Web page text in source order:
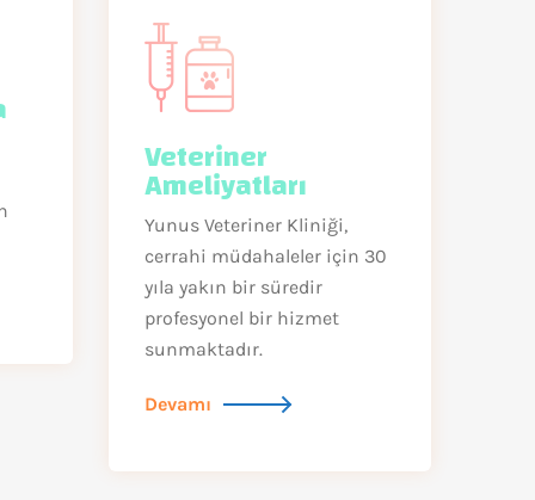
Veteriner
Ameliyatları
Yunus Veteriner Kliniği,
cerrahi müdahaleler için 30
yıla yakın bir süredir
profesyonel bir hizmet
sunmaktadır.
Devamı